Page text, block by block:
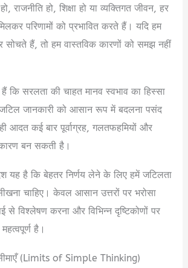
राजनीति हो, शिक्षा हो या व्यक्तिगत जीवन, हर
परिणामों को प्रभावित करते हैं। यदि हम
हैं, तो हम वास्तविक कारणों को समझ नहीं
कि सरलता की चाहत मानव स्वभाव का हिस्सा
जटिल जानकारी को आसान रूप में बदलना पसंद
आदत कई बार पूर्वाग्रह, गलतफहमियों और
बन सकती है।
यह है कि बेहतर निर्णय लेने के लिए हमें जटिलता
चाहिए। केवल आसान उत्तरों पर भरोसा
से विश्लेषण करना और विभिन्न दृष्टिकोणों पर
है।
(Limits of Simple Thinking)